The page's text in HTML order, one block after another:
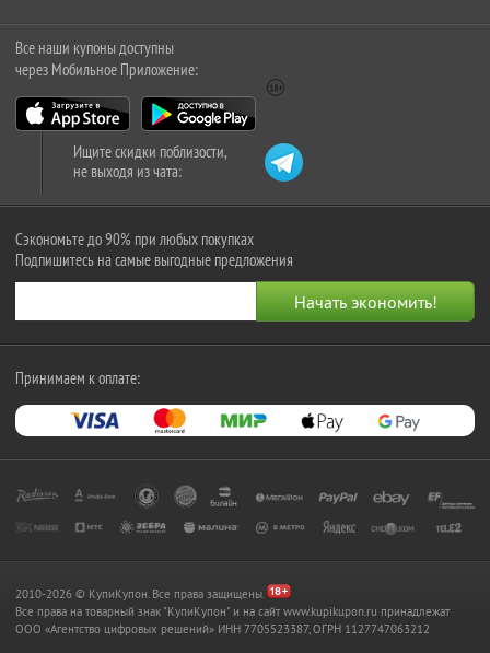
Все наши купоны доступны
через Мобильное Приложение:
Ищите скидки поблизости,
не выходя из чата:
Сэкономьте до 90% при любых покупках
Подпишитесь на самые выгодные предложения
Принимаем к оплате:
2010-2026 © КупиКупон. Все права защищены.
Все права на товарный знак "КупиКупон" и на сайт www.kupikupon.ru принадлежат
OOO «Агентство цифровых решений» ИНН 7705523387, ОГРН 1127747063212